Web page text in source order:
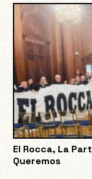
El Rocca, La
Queremos